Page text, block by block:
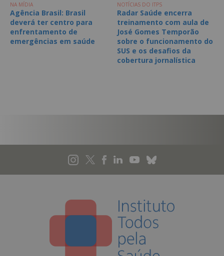
NA MÍDIA
Agência Brasil: Brasil
deverá ter centro para
enfrentamento de
emergências em saúde
NOTÍCIAS DO ITPS
Radar Saúde encerra
treinamento com aula de
José Gomes Temporão
sobre o funcionamento do
SUS e os desafios da
cobertura jornalística